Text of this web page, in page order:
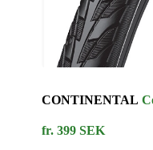
CONTINENTAL
fr. 399 SEK